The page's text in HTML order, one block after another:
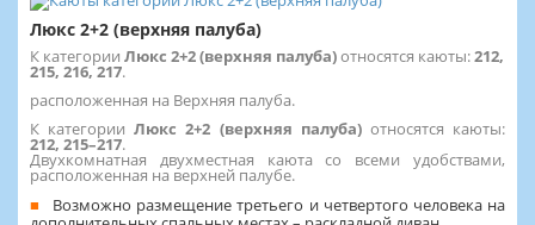
Люкс 2+2 (верхняя палуба)
К категории Люкс 2+2 (верхняя палуба)относятся каюты:212,
215, 216, 217.
расположенная на Верхняя палуба.
К категорииЛюкс 2+2 (верхняя палуба)относятся каюты:
212, 215–217.
Двухкомнатная двухместная каюта со всеми удобствами,
расположенная на верхней палубе.
Возможно размещение третьего и четвертого человека на